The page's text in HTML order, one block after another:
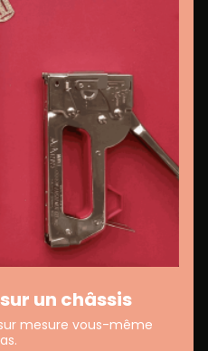
un châssis
mesure vous-même